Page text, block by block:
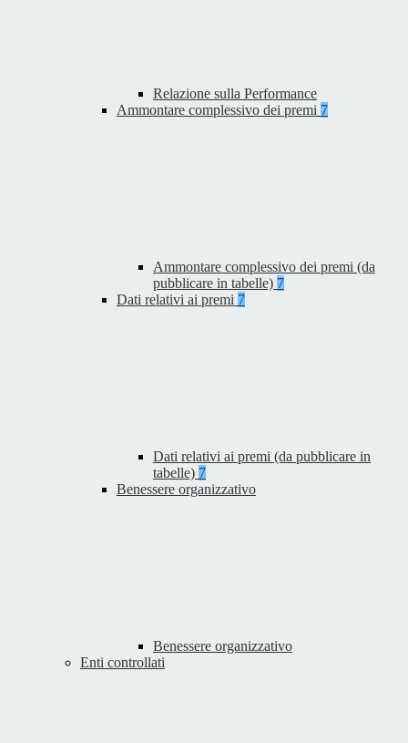
Relazione sulla Performance
Ammontare complessivo dei premi 7
Ammontare complessivo dei premi (da
pubblicare in tabelle) 7
Dati relativi ai premi 7
Dati relativi ai premi (da pubblicare in
tabelle) 7
Benessere organizzativo
Benessere organizzativo
Enti controllati